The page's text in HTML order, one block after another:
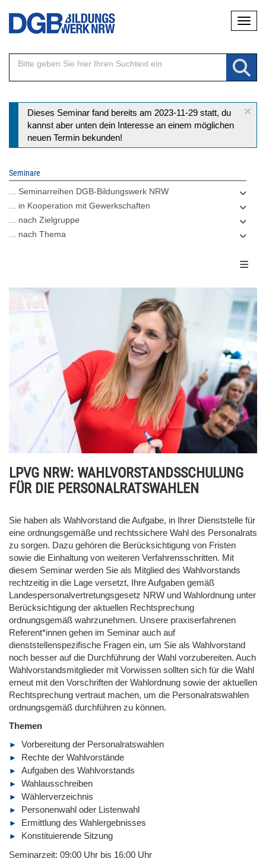
Direkt
Inhalt
×
Statusmeldung
Dieses Seminar fand bereits am 2023-11-29 statt, du
kannst aber unten dein Interesse an einem möglichen
neuen Termin bekunden!
Seminare
... Seminarreihen DGB-Bildungswerk NRW
... in Kooperation mit Gewerkschaften
... nach Zielgruppe
... nach Thema
LPVG NRW: WAHLVORSTANDSSCHULUNG
FÜR DIE PERSONALRATSWAHLEN
Sie haben als Wahlvorstand die Aufgabe, in Ihrer Dienststelle für
eine ordnungsgemäße und rechtssichere Wahl des Personalrats
zu sorgen. Dazu gehören die Berücksichtigung von Fristen
sowie die Einhaltung von weiteren Verfahrensschritten. Mit
diesem Seminar werden Sie als Mitglied des Wahlvorstands
rechtzeitig in die Lage versetzt, Ihre Aufgaben gemäß
Landespersonalvertretungsgesetz NRW und Wahlordnung unter
Berücksichtigung der aktuellen Rechtsprechung
ordnungsgemäß wahrzunehmen. Unsere praxiserfahrenen
Referent*innen gehen im Seminar auch auf
dienststellenspezifische Fragen ein, um Sie als Wahlvorstand
noch besser auf die Durchführung der Wahl vorzubereiten. Auch
Wahlvorstandsmitglieder mit Vorwissen sollten sich für die Wahl
erneut mit den Vorschriften der Wahlordnung sowie der aktuellen
Rechtsprechung vertraut machen, um die Personalratswahlen
ordnungsgemäß durchführen zu können.
Themen
Vorbereitung der Personalratswahlen
Rechte der Wahlvorstände
Aufgaben des Wahlvorstands
Wahlausschreiben
Wählerverzeichnis
Personenwahl oder Listenwahl
Ermittlung des Wahlergebnisses
Konstituierende Sitzung
Seminarzeit: 09:00 Uhr bis 16:00 Uhr